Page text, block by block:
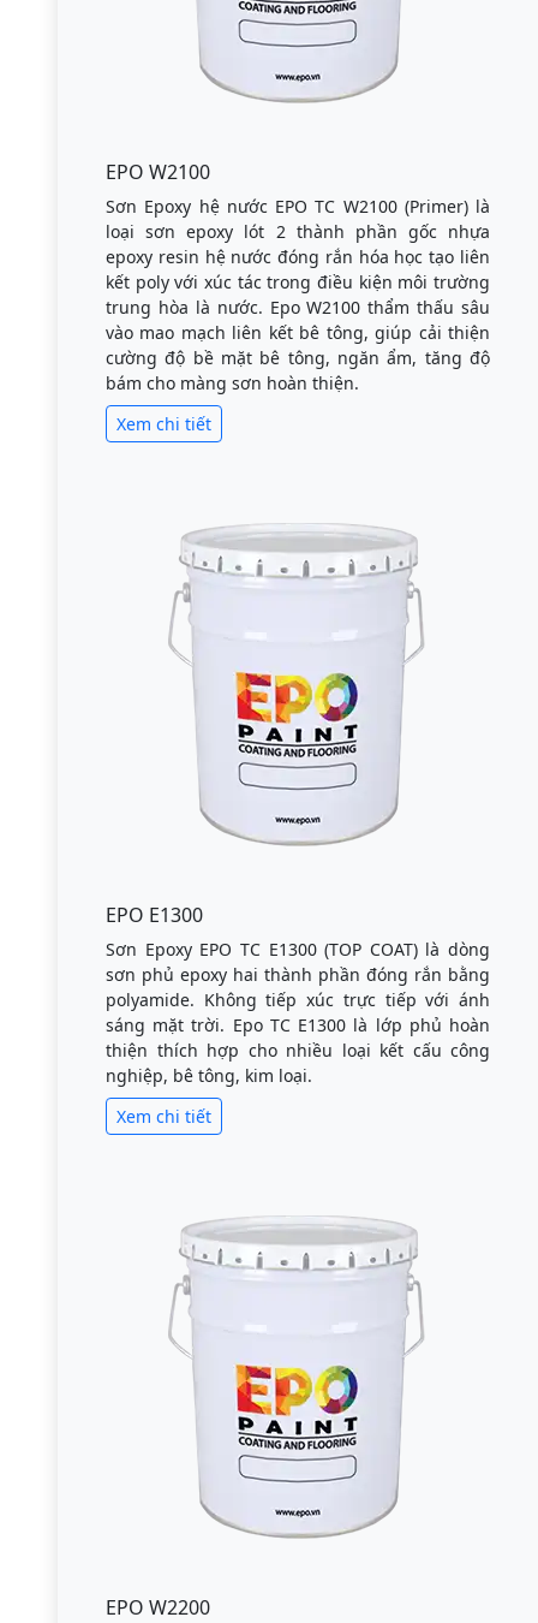
EPO W2100
Sơn Epoxy hệ nước EPO TC W2100 (Primer) là
loại sơn epoxy lót 2 thành phần gốc nhựa
epoxy resin hệ nước đóng rắn hóa học tạo liên
kết poly với xúc tác trong điều kiện môi trường
trung hòa là nước. Epo W2100 thẩm thấu sâu
vào mao mạch liên kết bê tông, giúp cải thiện
cường độ bề mặt bê tông, ngăn ẩm, tăng độ
bám cho màng sơn hoàn thiện.
Xem chi tiết
EPO E1300
Sơn Epoxy EPO TC E1300 (TOP COAT) là dòng
sơn phủ epoxy hai thành phần đóng rắn bằng
polyamide. Không tiếp xúc trực tiếp với ánh
sáng mặt trời. Epo TC E1300 là lớp phủ hoàn
thiện thích hợp cho nhiều loại kết cấu công
nghiệp, bê tông, kim loại.
Xem chi tiết
EPO W2200